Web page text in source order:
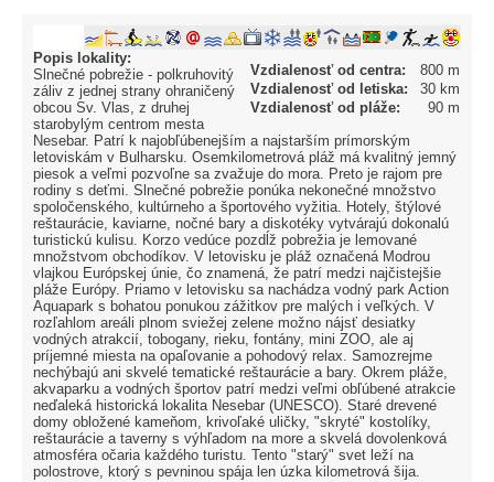
Vzdialenosť od centra:
800 m
Vzdialenosť od letiska:
30 km
Vzdialenosť od pláže:
90 m
Popis lokality:
Slnečné pobrežie - polkruhovitý
záliv z jednej strany ohraničený
obcou Sv. Vlas, z druhej
starobylým centrom mesta
Nesebar. Patrí k najobľúbenejším a najstarším prímorským
letoviskám v Bulharsku. Osemkilometrová pláž má kvalitný jemný
piesok a veľmi pozvoľne sa zvažuje do mora. Preto je rajom pre
rodiny s deťmi. Slnečné pobrežie ponúka nekonečné množstvo
spoločenského, kultúrneho a športového vyžitia. Hotely, štýlové
reštaurácie, kaviarne, nočné bary a diskotéky vytvárajú dokonalú
turistickú kulisu. Korzo vedúce pozdĺž pobrežia je lemované
množstvom obchodíkov. V letovisku je pláž označená Modrou
vlajkou Európskej únie, čo znamená, že patrí medzi najčistejšie
pláže Európy. Priamo v letovisku sa nachádza vodný park Action
Aquapark s bohatou ponukou zážitkov pre malých i veľkých. V
rozľahlom areáli plnom sviežej zelene možno nájsť desiatky
vodných atrakcií, tobogany, rieku, fontány, mini ZOO, ale aj
príjemné miesta na opaľovanie a pohodový relax. Samozrejme
nechýbajú ani skvelé tematické reštaurácie a bary. Okrem pláže,
akvaparku a vodných športov patrí medzi veľmi obľúbené atrakcie
neďaleká historická lokalita Nesebar (UNESCO). Staré drevené
domy obložené kameňom, krivoľaké uličky, "skryté" kostolíky,
reštaurácie a taverny s výhľadom na more a skvelá dovolenková
atmosféra očaria každého turistu. Tento "starý" svet leží na
polostrove, ktorý s pevninou spája len úzka kilometrová šija.